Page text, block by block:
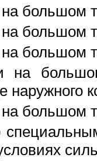
большом
большом
большом
на
наружного
большом